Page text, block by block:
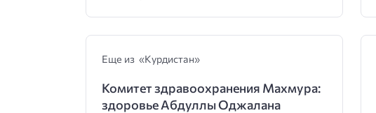
Еще из «Курдистан»
Комитет здравоохранения Махмура:
здоровье Абдуллы Оджалана